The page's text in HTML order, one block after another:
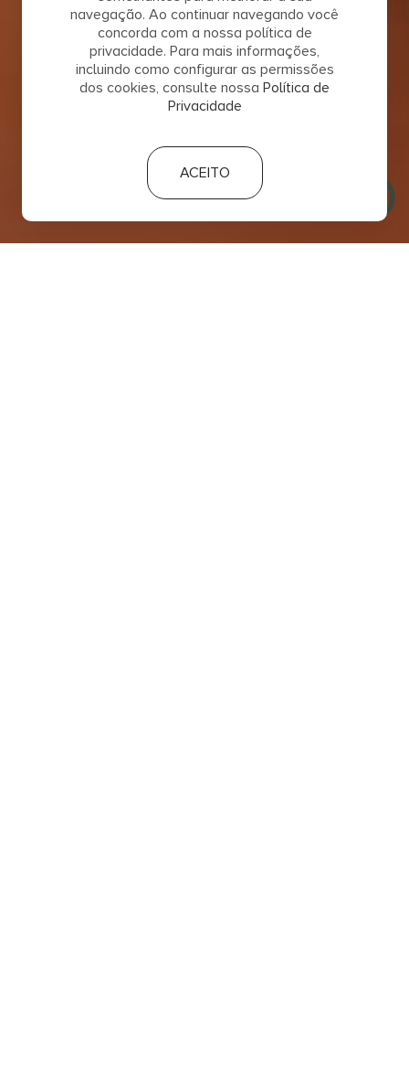
navegação. Ao continuar navegando você
concorda com a nossa política de
privacidade. Para mais informações,
incluindo como configurar as permissões
dos cookies, consulte nossa Política de
Privacidade
ACEITO